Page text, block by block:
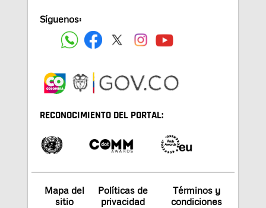
Síguenos:
RECONOCIMIENTO DEL PORTAL:
Mapa del
sitio
Políticas de
privacidad
Términos y
condiciones